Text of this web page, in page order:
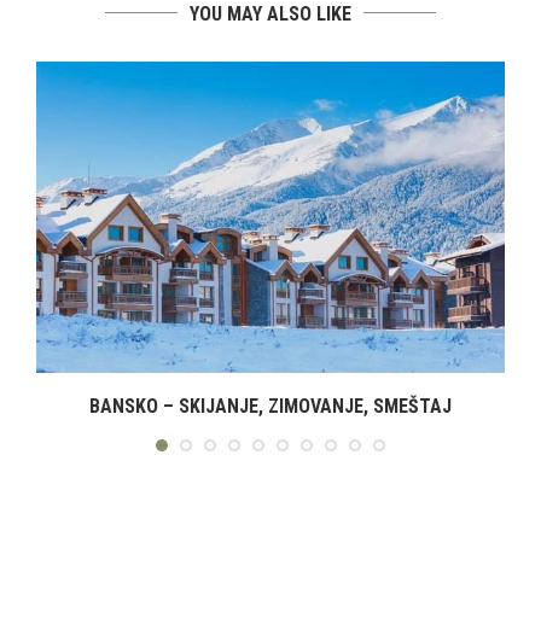
YOU MAY ALSO LIKE
BANSKO – SKIJANJE, ZIMOVANJE, SMEŠTAJ